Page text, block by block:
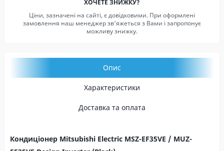
ХОЧЕТЕ ЗНИЖКУ?
Ціни, зазначені на сайті, є довідковими. При оформлені
замовлення наш менеджер зв'яжеться з Вами і запропонує
можливу знижку.
Опис
Характеристики
Доставка та оплата
Кондиціонер Mitsubishi Electric MSZ-EF35VE / MUZ-